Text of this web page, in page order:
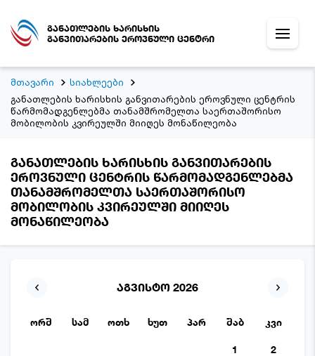
განათლების ხარისხის
განვითარების ეროვნული ცენტრი
მთავარი
სიახლეები
განათლების ხარისხის განვითარების ეროვნული ცენტრის
წარმომადგენლებმა თანამშრომელთა საერთაშორისო
მობილობის კვირეულში მიიღეს მონაწილეობა
განათლების ხარისხის განვითარების
ეროვნული ცენტრის წარმომადგენლებმა
თანამშრომელთა საერთაშორისო
მობილობის კვირეულში მიიღეს
მონაწილეობა
აგვისტო 2026
ორშ სამ ოთხ ხუთ პარ შაბ კვი
1 2